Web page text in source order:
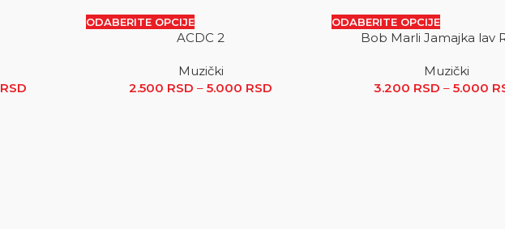
RSD Raspon cena: od 2.500 RSD do 5.000 RSD
ODABERITE OPCIJE
ACDC 2
Muzički
2.500 RSD – 5.000 RSD Raspon cena: od 2.500 RSD do 5.000
SALE
ODABERITE OPCIJE
Bob Marli Jamajka lav
Muzički
3.200 RSD – 5.000